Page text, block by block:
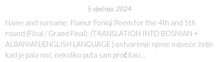
5 siječnja, 2024
Name and surname: Flamur Foniqi Poem for the 4th and 5th
round (Final / Grand Final): (TRANSLATION INTO BOSNIAN +
ALBANIAN/ENGLISH LANGUAGE ) ostvarenje njene najveće želje
kad je pala noć, nekoliko puta sam pročitao…